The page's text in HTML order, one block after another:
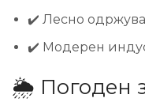
✔️ Лесно
✔️ Модерен
🌦️ Погоден